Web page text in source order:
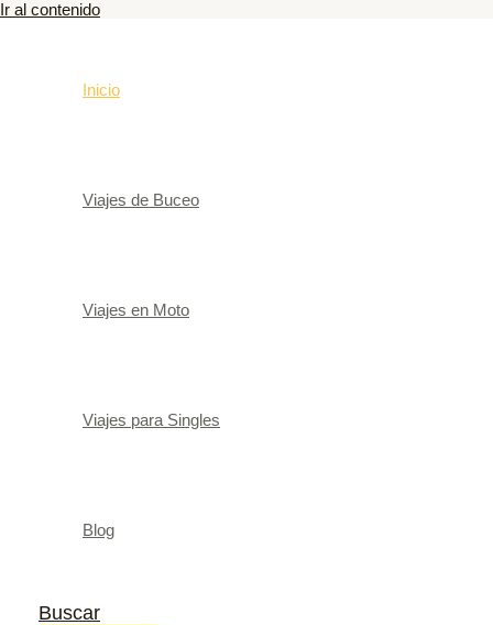
Ir al contenido
Inicio
Viajes de Buceo
Viajes en Moto
Viajes para Singles
Blog
Buscar